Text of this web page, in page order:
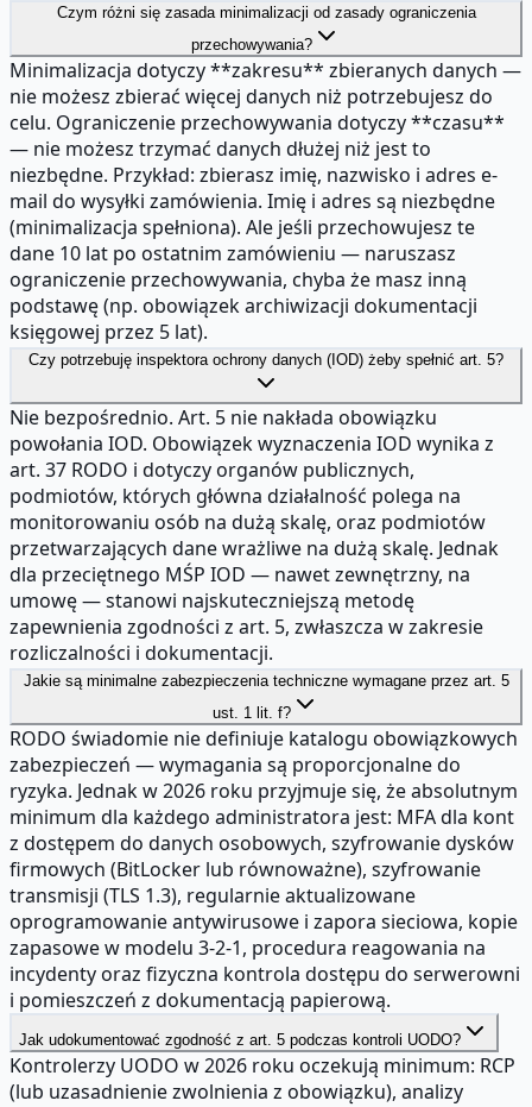
Czym różni się zasada minimalizacji od zasady ograniczenia
przechowywania?
Minimalizacja dotyczy **zakresu** zbieranych danych —
nie możesz zbierać więcej danych niż potrzebujesz do
celu. Ograniczenie przechowywania dotyczy **czasu**
— nie możesz trzymać danych dłużej niż jest to
niezbędne. Przykład: zbierasz imię, nazwisko i adres e-
mail do wysyłki zamówienia. Imię i adres są niezbędne
(minimalizacja spełniona). Ale jeśli przechowujesz te
dane 10 lat po ostatnim zamówieniu — naruszasz
ograniczenie przechowywania, chyba że masz inną
podstawę (np. obowiązek archiwizacji dokumentacji
księgowej przez 5 lat).
Czy potrzebuję inspektora ochrony danych (IOD) żeby spełnić art. 5?
Nie bezpośrednio. Art. 5 nie nakłada obowiązku
powołania IOD. Obowiązek wyznaczenia IOD wynika z
art. 37 RODO i dotyczy organów publicznych,
podmiotów, których główna działalność polega na
monitorowaniu osób na dużą skalę, oraz podmiotów
przetwarzających dane wrażliwe na dużą skalę. Jednak
dla przeciętnego MŚP IOD — nawet zewnętrzny, na
umowę — stanowi najskuteczniejszą metodę
zapewnienia zgodności z art. 5, zwłaszcza w zakresie
rozliczalności i dokumentacji.
Jakie są minimalne zabezpieczenia techniczne wymagane przez art. 5
ust. 1 lit. f?
RODO świadomie nie definiuje katalogu obowiązkowych
zabezpieczeń — wymagania są proporcjonalne do
ryzyka. Jednak w 2026 roku przyjmuje się, że absolutnym
minimum dla każdego administratora jest: MFA dla kont
z dostępem do danych osobowych, szyfrowanie dysków
firmowych (BitLocker lub równoważne), szyfrowanie
transmisji (TLS 1.3), regularnie aktualizowane
oprogramowanie antywirusowe i zapora sieciowa, kopie
zapasowe w modelu 3-2-1, procedura reagowania na
incydenty oraz fizyczna kontrola dostępu do serwerowni
i pomieszczeń z dokumentacją papierową.
Jak udokumentować zgodność z art. 5 podczas kontroli UODO?
Kontrolerzy UODO w 2026 roku oczekują minimum: RCP
(lub uzasadnienie zwolnienia z obowiązku), analizy